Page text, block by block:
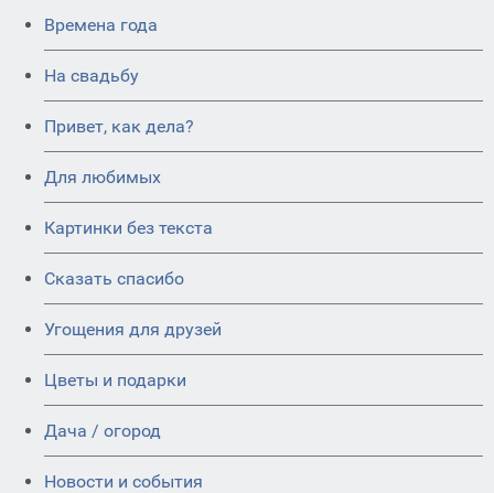
Времена года
На свадьбу
Привет, как дела?
Для любимых
Картинки без текста
Сказать спасибо
Угощения для друзей
Цветы и подарки
Дача / огород
Новости и события